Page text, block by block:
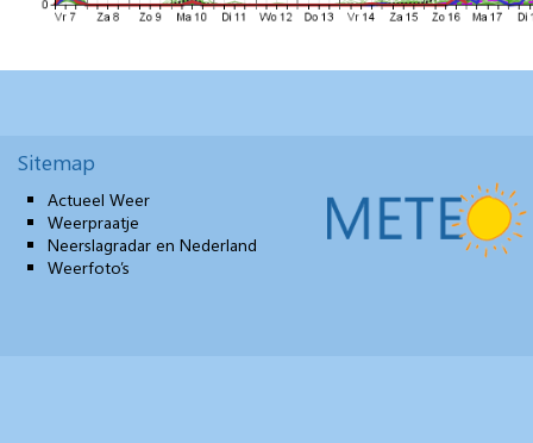
Sitemap
Actueel Weer
Weerpraatje
Neerslagradar en Nederland
Weerfoto’s